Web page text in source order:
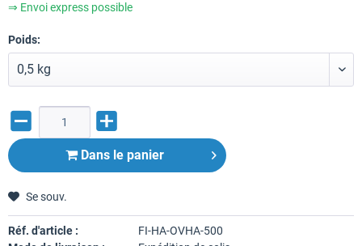
⇒ Envoi express possible
Poids:
Dans le panier
Se souv.
Réf. d'article :
FI-HA-OVHA-500